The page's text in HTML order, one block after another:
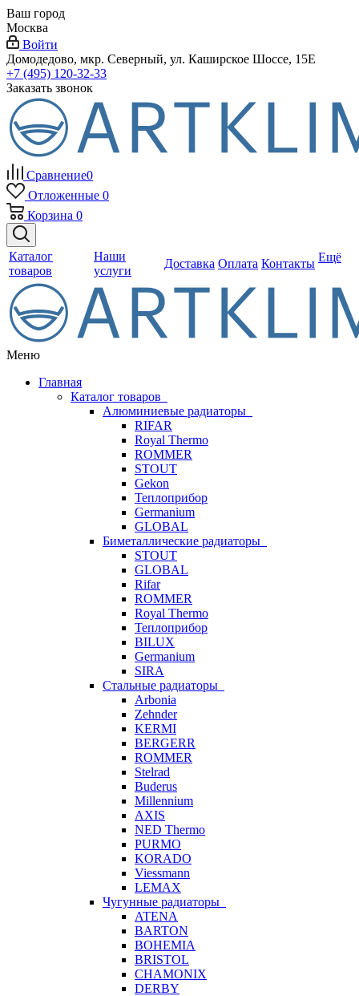
Ваш город
Москва
Войти
Домодедово, мкр. Северный, ул. Каширское Шоссе, 15Е
+7 (495) 120-32-33
Заказать звонок
Сравнение0
Отложенные 0
Корзина 0
Каталог
товаров
Наши
услуги
Доставка Оплата Контакты Ещё
Меню
Главная
Каталог товаров
Алюминиевые радиаторы
RIFAR
Royal Thermo
ROMMER
STOUT
Gekon
Теплоприбор
Germanium
GLOBAL
Биметаллические радиаторы
STOUT
GLOBAL
Rifar
ROMMER
Royal Thermo
Теплоприбор
BILUX
Germanium
SIRA
Стальные радиаторы
Arbonia
Zehnder
KERMI
BERGERR
ROMMER
Stelrad
Buderus
Millennium
AXIS
NED Thermo
PURMO
KORADO
Viessmann
LEMAX
Чугунные радиаторы
ATENA
BARTON
BOHEMIA
BRISTOL
CHAMONIX
DERBY